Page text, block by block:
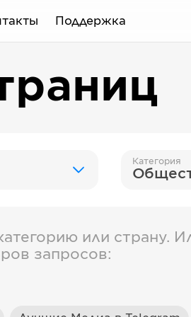
Поддержка
Категория
или страну.
запросов: